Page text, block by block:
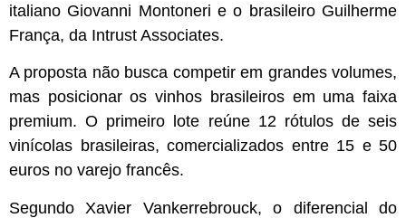
italiano Giovanni Montoneri e o brasileiro Guilherme
França, da Intrust Associates.
A proposta não busca competir em grandes volumes,
mas posicionar os vinhos brasileiros em uma faixa
premium. O primeiro lote reúne 12 rótulos de seis
vinícolas brasileiras, comercializados entre 15 e 50
euros no varejo francês.
Segundo Xavier Vankerrebrouck, o diferencial do